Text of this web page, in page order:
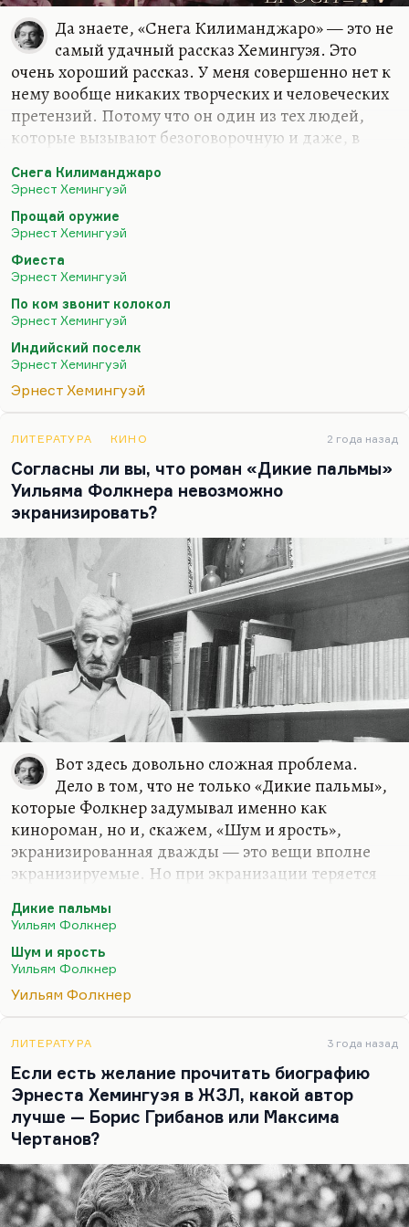
Да знаете, «Снега Килиманджаро» — это не
самый удачный рассказ Хемингуэя. Это
очень хороший рассказ. У меня совершенно нет к
нему вообще никаких творческих и человеческих
претензий. Потому что он один из тех людей,
которые вызывают безоговорочную и даже, в
Очень честный, по-самурайски честный. Чем-то
напоминающий Маяковского. Также
застрелившийся. Такой же заложник образа,
вечно вынужденный доказывать себе и всем
остальным, что он мужчина. Мужчина в
жертвенном понимании слова. Мужчина именно
такой, какой ему представлялся идеалом,
начиная с его американского, среднезападного
детства. Мужчина, который всё умеет, который
всегда…
Снега Килиманджаро
Эрнест Хемингуэй
Прощай оружие
Эрнест Хемингуэй
Фиеста
Эрнест Хемингуэй
По ком звонит колокол
Эрнест Хемингуэй
Индийский поселк
Эрнест Хемингуэй
Эрнест Хемингуэй
ЛИТЕРАТУРА КИНО 2 года назад
Согласны ли вы, что роман «Дикие пальмы»
Уильяма Фолкнера невозможно
экранизировать?
Вот здесь довольно сложная проблема.
Дело в том, что не только «Дикие пальмы»,
которые Фолкнер задумывал именно как
кинороман, но и, скажем, «Шум и ярость»,
экранизированная дважды — это вещи вполне
экранизируемые. Но при экранизации теряется
композиция — довольно причудливая,
фолкнеровское нелинейное повествование,
постепенное раскрытие героев.
Потому что в кино вы не можете постепенно
то специальным приемам типа флешбеков. В
кино герой сразу явлен — вот, вы его увидели и
дальше можете гадать о его внешности, о его
биографии. Но он явлен, что называется.
Писатель, когда описывает персонажа,…
Дикие пальмы
Уильям Фолкнер
Шум и ярость
Уильям Фолкнер
Уильям Фолкнер
ЛИТЕРАТУРА 3 года назад
Если есть желание прочитать биографию
Эрнеста Хемингуэя в ЖЗЛ, какой автор
лучше — Борис Грибанов или Максима
Чертанов?